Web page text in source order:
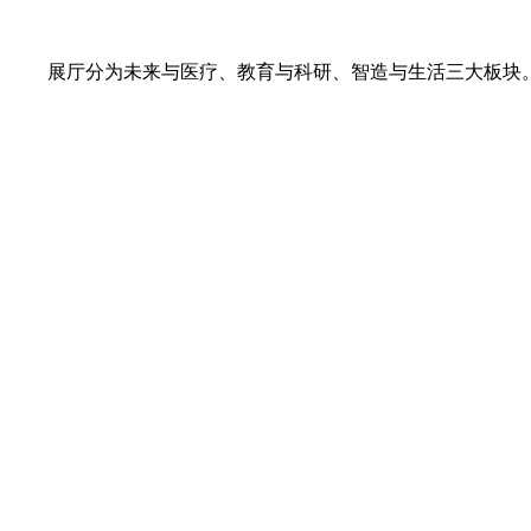
展厅分为未来与医疗、教育与科研、智造与生活三大板块